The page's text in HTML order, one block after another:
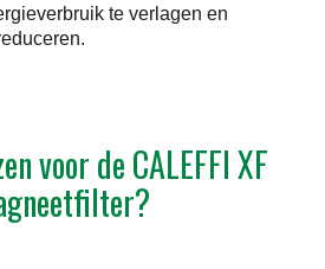
te verlagen en
voor de CALEFFI XF